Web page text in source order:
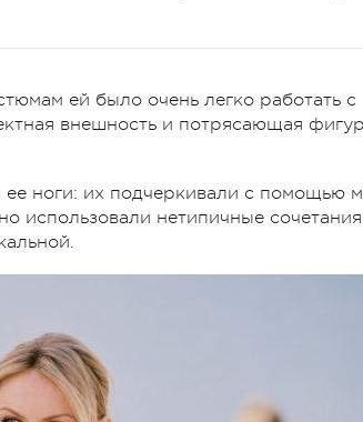
ей было очень легко работать с
внешность и потрясающая
ноги: их подчеркивали с помощью
использовали нетипичные